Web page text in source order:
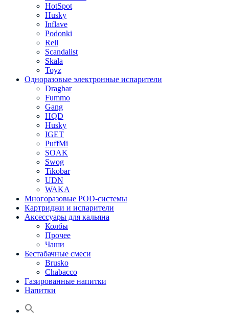
HotSpot
Husky
Inflave
Podonki
Rell
Scandalist
Skala
Toyz
Одноразовые электронные испарители
Dragbar
Fummo
Gang
HQD
Husky
IGET
PuffMi
SOAK
Swog
Tikobar
UDN
WAKA
Многоразовые POD-системы
Картриджи и испарители
Аксессуары для кальяна
Колбы
Прочее
Чаши
Бестабачные смеси
Brusko
Chabacco
Газированные напитки
Напитки